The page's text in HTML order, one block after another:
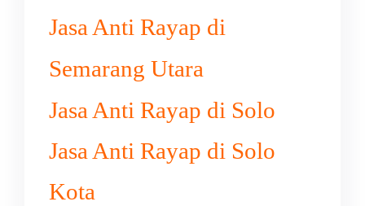
Jasa Anti Rayap di
Semarang Utara
Jasa Anti Rayap di Solo
Jasa Anti Rayap di Solo
Kota